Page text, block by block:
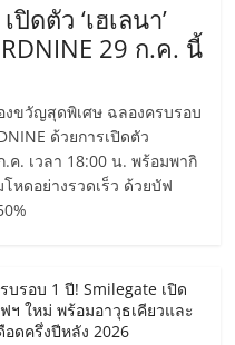
ดตัว ‘เฮเลนา’
29 ก.ค. นี้
ขวัญสุดพิเศษ ฉลองครบรอบ
ด้วยการเปิดตัว
.ค. เวลา 18:00 น. พร้อมพากิ
หดอย่างรวดเร็ว ด้วยบัฟ
บรอบ 1 ปี! Smilegate เปิด
ฟฯ ใหม่ พร้อมอาวุธเคียวและ
อดครึ่งปีหลัง 2026